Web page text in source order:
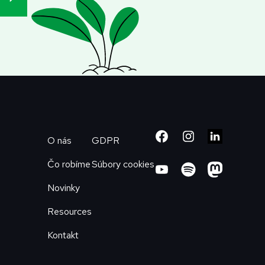
O nás
Čo robíme
Novinky
Resources
Kontakt
GDPR
Súbory cookies